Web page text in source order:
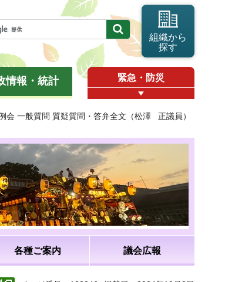
組織から
探す
情報・統計 緊急・防災
会 一般質問 質疑質問・答弁全文（松澤 正議員）
各種ご案内 議会広報